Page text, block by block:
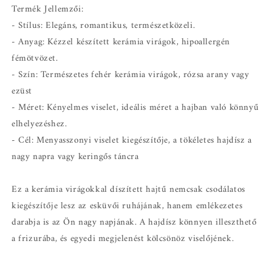
Termék Jellemzői:
- Stílus: Elegáns, romantikus, természetközeli.
- Anyag: Kézzel készített kerámia virágok, hipoallergén
fémötvözet.
- Szín: Természetes fehér kerámia virágok, rózsa arany vagy
ezüst
- Méret: Kényelmes viselet, ideális méret a hajban való könnyű
elhelyezéshez.
- Cél: Menyasszonyi viselet kiegészítője, a tökéletes hajdísz a
nagy napra vagy keringős táncra
Ez a kerámia virágokkal díszített hajtű nemcsak csodálatos
kiegészítője lesz az esküvői ruhájának, hanem emlékezetes
darabja is az Ön nagy napjának. A hajdísz könnyen illeszthető
a frizurába, és egyedi megjelenést kölcsönöz viselőjének.